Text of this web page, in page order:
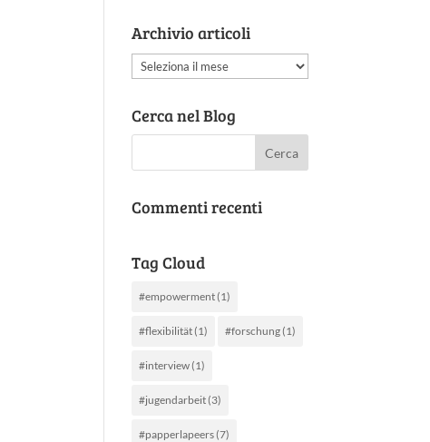
Archivio articoli
Archivio
Cerca nel Blog
Commenti recenti
Tag Cloud
#empowerment(1)
#flexibilität(1) #forschung(1)
#interview(1)
#jugendarbeit(3)
#papperlapeers(7)